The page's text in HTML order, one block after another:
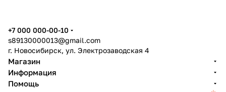
+7 000 000-00-10
s89130000013@gmail.com
г. Новосибирск, ул. Электрозаводская 4
Магазин
Информация
Помощь